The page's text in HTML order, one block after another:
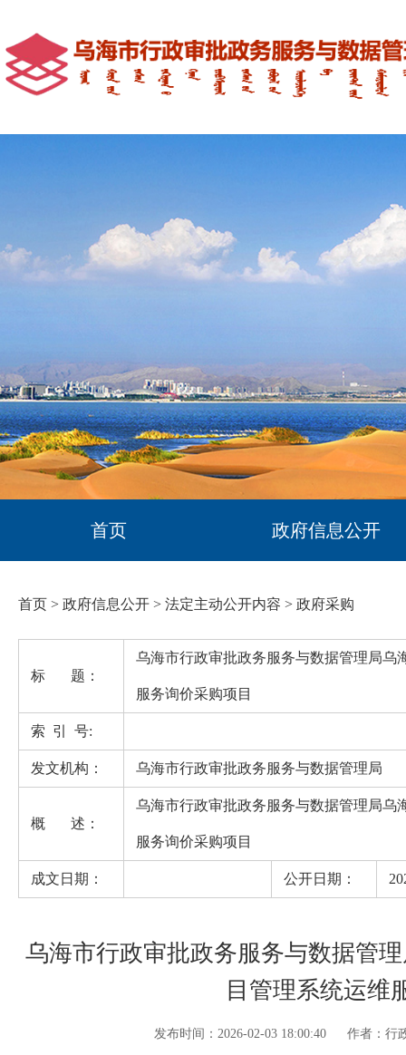
首页 政府信息公开
首页 > 政府信息公开 > 法定主动公开内容 > 政府采购
标 题：
乌海市行政审批政务服务与数据管理局乌
服务询价采购项目
索 引 号:
发文机构： 乌海市行政审批政务服务与数据管理局
概 述：
乌海市行政审批政务服务与数据管理局乌
服务询价采购项目
成文日期： 公开日期：
乌海市行政审批政务服务与数据管
目管理系统运维
发布时间：2026-02-03 18:00:40 作者：行